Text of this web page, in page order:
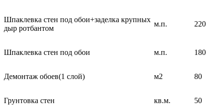
Шпаклевка стен под обои+заделка крупных
дыр ротбантом
м.п. 220
Шпаклевка стен под обои м.п. 180
Демонтаж обоев(1 слой) м2 80
Грунтовка стен кв.м. 50